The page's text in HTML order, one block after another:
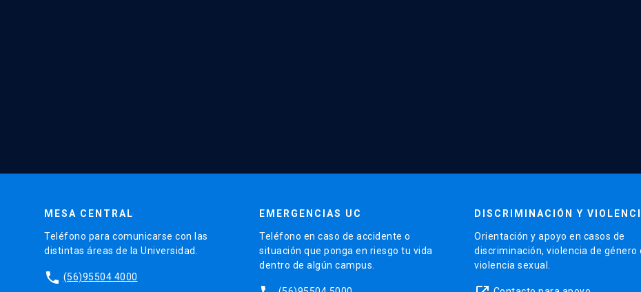
MESA CENTRAL
Teléfono para comunicarse con las
distintas áreas de la Universidad.
phone (56)95504 4000
EMERGENCIAS UC
Teléfono en caso de accidente o
situación que ponga en riesgo tu vida
dentro de algún campus.
DISCRIMINACIÓN Y
Orientación y apoyo en casos de
discriminación, violencia de género
violencia sexual.